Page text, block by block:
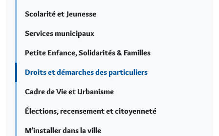
Scolarité et Jeunesse
Services municipaux
Petite Enfance, Solidarités & Familles
Droits et démarches des particuliers
Cadre de Vie et Urbanisme
Élections, recensement et citoyenneté
M’installer dans la ville